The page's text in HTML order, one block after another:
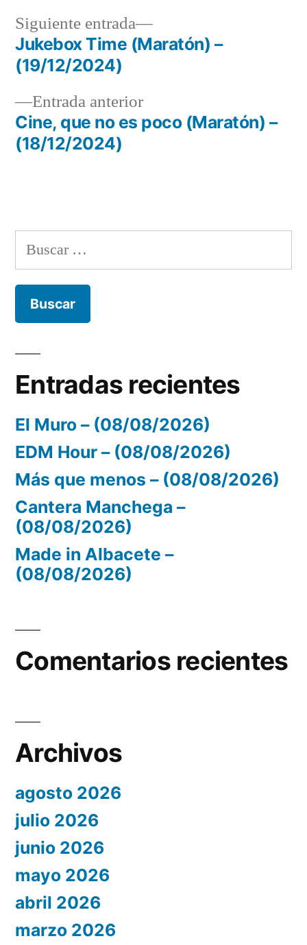
Navegación
entradas
Entrada anteriorEntrada
anterior:
Cine, que no es poco (Maratón) –
(18/12/2024)
Siguiente entrada
Siguiente
entrada:
Jukebox Time (Maratón) –
(19/12/2024)
Buscar:
Entradas recientes
El Muro – (08/08/2026)
EDM Hour – (08/08/2026)
Más que menos – (08/08/2026)
Cantera Manchega –
(08/08/2026)
Made in Albacete –
(08/08/2026)
Comentarios recientes
Archivos
agosto 2026
julio 2026
junio 2026
mayo 2026
abril 2026
marzo 2026